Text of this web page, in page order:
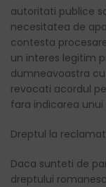
autoritati publice
necesitatea de
contesta
un interes legitim
dumneavoastra
revocati acordul
fara indicarea
Dreptul la
Daca sunteti de
dreptului